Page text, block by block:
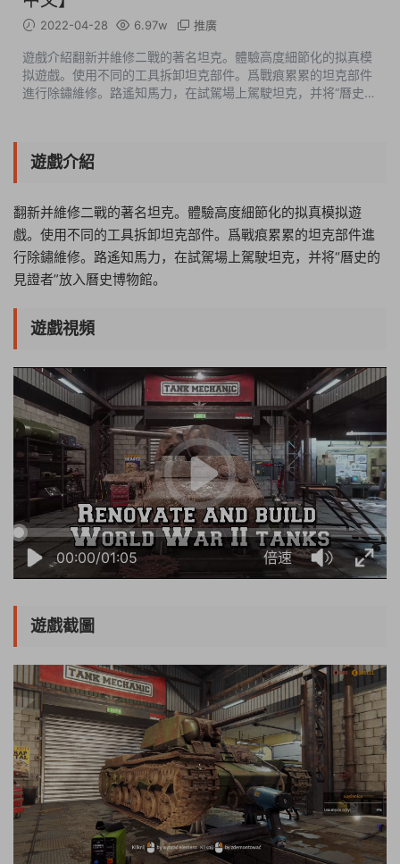
2022-04-28 6.97w 推廣
遊戲介紹翻新并維修二戰的著名坦克。體驗高度細節化的拟真模
拟遊戲。使用不同的工具拆卸坦克部件。爲戰痕累累的坦克部件
進行除鏽維修。路遙知馬力，在試駕場上駕駛坦克，并将“曆史的
遊戲介紹
翻新并維修二戰的著名坦克。體驗高度細節化的拟真模拟遊
戲。使用不同的工具拆卸坦克部件。爲戰痕累累的坦克部件進
行除鏽維修。路遙知馬力，在試駕場上駕駛坦克，并将“曆史的
見證者”放入曆史博物館。
遊戲視頻
00:00/01:05 倍速
遊戲截圖